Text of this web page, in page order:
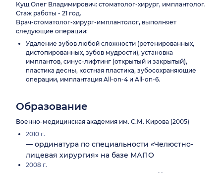
Кущ Олег Владимирович: стоматолог-хирург, имплантолог.
Стаж работы - 21 год.
Врач-стоматолог-хирург-имплантолог, выполняет
следующие операции:
Удаление зубов любой сложности (ретенированных,
дистопированных, зубов мудрости), установка
имплантов, синус-лифтинг (открытый и закрытый),
пластика десны, костная пластика, зубосохраняющие
операции, имплантация All-on-4 и All-on-6.
Образование
Военно-медицинская академия им. С.М. Кирова (2005)
2010 г.
— ординатура по специальности «Челюстно-
лицевая хирургия» на базе МАПО
2008 г.